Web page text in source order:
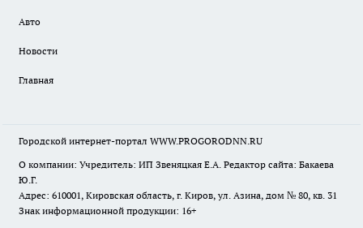
Авто
Новости
Главная
Городской интернет-портал WWW.PROGORODNN.RU
О компании: Учредитель: ИП Звеняцкая Е.А. Редактор сайта: Бакаева
Ю.Г.
Адрес: 610001, Кировская область, г. Киров, ул. Азина, дом № 80, кв. 31
Знак информационной продукции: 16+